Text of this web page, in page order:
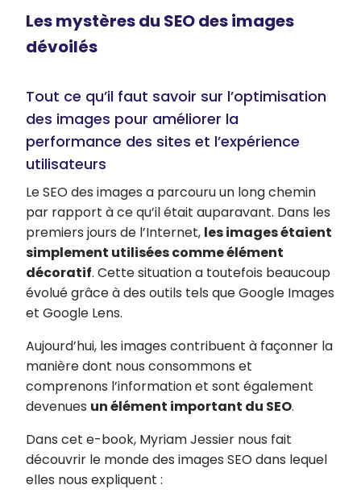
Les mystères du SEO des images
dévoilés
Tout ce qu’il faut savoir sur l’optimisation
des images pour améliorer la
performance des sites et l’expérience
utilisateurs
Le SEO des images a parcouru un long chemin
par rapport à ce qu’il était auparavant. Dans les
premiers jours de l’Internet, les images étaient
simplement utilisées comme élément
décoratif. Cette situation a toutefois beaucoup
évolué grâce à des outils tels que Google Images
et Google Lens.
Aujourd’hui, les images contribuent à façonner la
manière dont nous consommons et
comprenons l’information et sont également
devenues un élément important du SEO.
Dans cet e-book, Myriam Jessier nous fait
découvrir le monde des images SEO dans lequel
elles nous expliquent :